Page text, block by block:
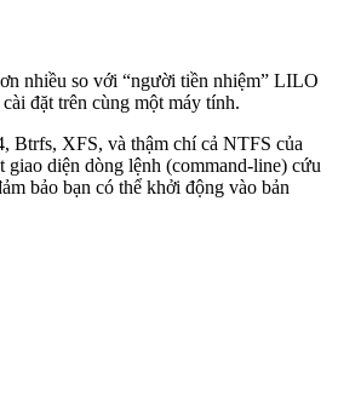
nhiều so với “người tiền nhiệm” LILO
đặt trên cùng một máy tính.
Btrfs, XFS, và thậm chí cả NTFS của
diện dòng lệnh (command-line) cứu
bảo bạn có thể khởi động vào bản